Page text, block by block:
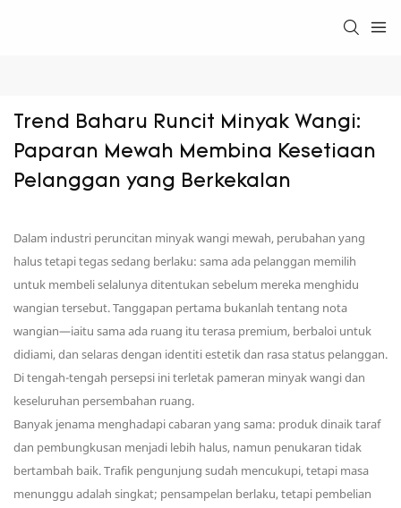
Trend Baharu Runcit Minyak Wangi:
Paparan Mewah Membina Kesetiaan
Pelanggan yang Berkekalan
Dalam industri peruncitan minyak wangi mewah, perubahan yang
halus tetapi tegas sedang berlaku: sama ada pelanggan memilih
untuk membeli selalunya ditentukan sebelum mereka menghidu
wangian tersebut. Tanggapan pertama bukanlah tentang nota
wangian—iaitu sama ada ruang itu terasa premium, berbaloi untuk
didiami, dan selaras dengan identiti estetik dan rasa status pelanggan.
Di tengah-tengah persepsi ini terletak pameran minyak wangi dan
keseluruhan persembahan ruang.
Banyak jenama menghadapi cabaran yang sama: produk dinaik taraf
dan pembungkusan menjadi lebih halus, namun penukaran tidak
bertambah baik. Trafik pengunjung sudah mencukupi, tetapi masa
menunggu adalah singkat; pensampelan berlaku, tetapi pembelian